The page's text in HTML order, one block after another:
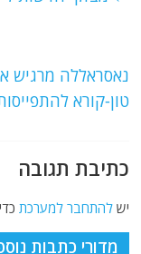
p
נאסראללה מרגיש
טון-קורא
כתיבת תגובה
ישלהתחבר למערכת
מדורי כתבות